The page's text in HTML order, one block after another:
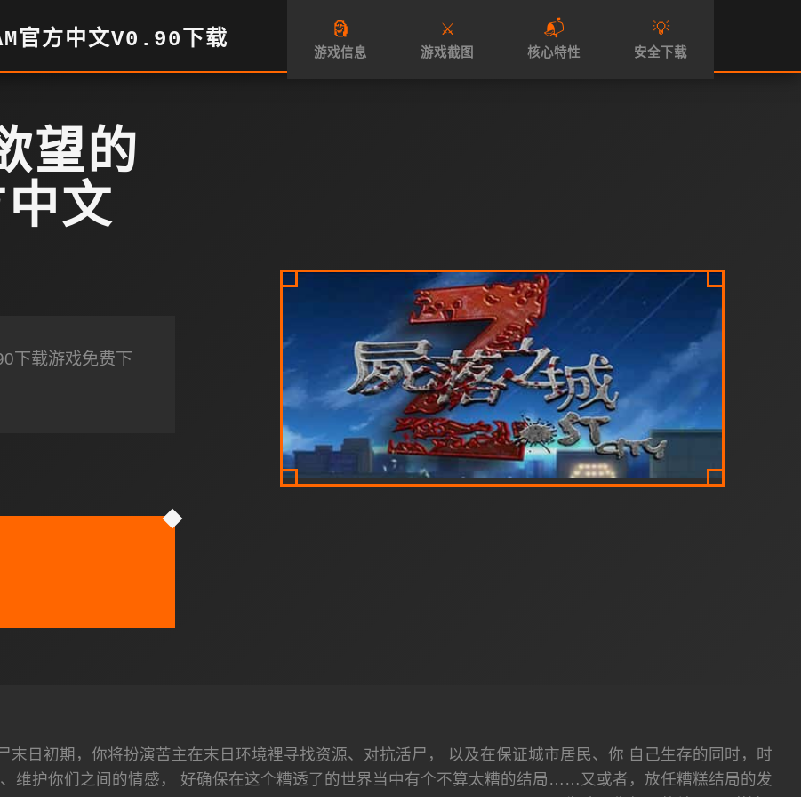
官方中文V0.90下载 🗿
游戏信息
⚔️
游戏截图
📬
核心特性
💡
安全下载
望的
中文
下载游戏免费下
末日初期，你将扮演苦主在末日环境裡寻找资源、对抗活尸， 以及在保证城市居民、你 自己生存的同时，时
维护你们之间的情感， 好确保在这个糟透了的世界当中有个不算太糟的结局……又或者，放任糟糕结局的发